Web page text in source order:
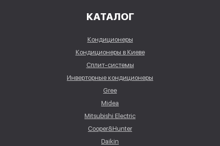
КАТАЛОГ
Кондиционеры
Кондиционеры в Киеве
Сплит-системы
Инверторные кондиционеры
Gree
Midea
Mitsubishi Electric
Cooper&Hunter
Daikin